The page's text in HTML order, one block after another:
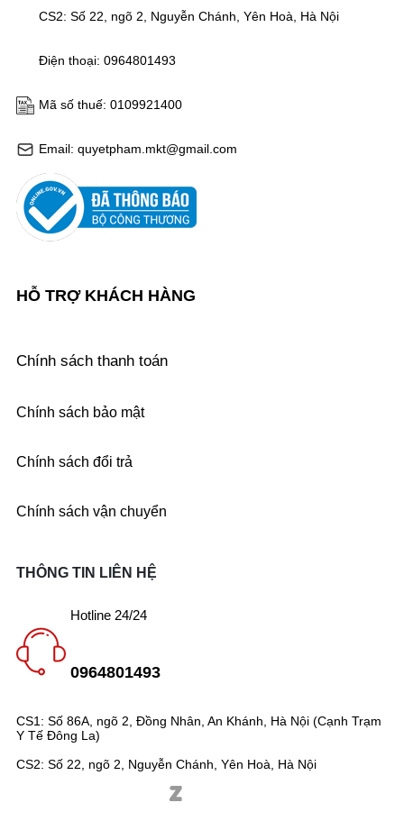
Email: quyetpham.mkt@gmail.com
Mã số thuế: 0109921400
Điện thoại: 0964801493
CS2: Số 22, ngõ 2, Nguyễn Chánh, Yên Hoà, Hà Nội
HỖ TRỢ KHÁCH HÀNG
Chính sách thanh toán
Chính sách bảo mật
Chính sách đổi trả
Chính sách vận chuyển
CS1: Số 86A, ngõ 2, Đồng Nhân, An Khánh, Hà Nội (Cạnh Trạm
Y Tế Đông La)
CS2: Số 22, ngõ 2, Nguyễn Chánh, Yên Hoà, Hà Nội
THÔNG TIN LIÊN HỆ
Hotline 24/24
0964801493